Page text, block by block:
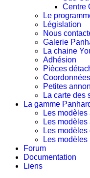
Centre
Le
Législation
Nous
Galerie
La chaine
Adhésion
Pièces
Petites
La carte des
La gamme
Les
Les
Les modèles
Les
Forum
Documentation
Liens